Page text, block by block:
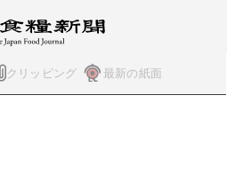
クリッピング 最新の紙面